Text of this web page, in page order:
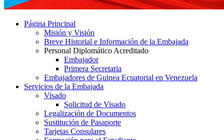
Página Principal
Misión y Visión
Breve Historial e Información de la Embajada
Personal Diplomático Acreditado
Embajador
Primera Secretaria
Embajadores de Guinea Ecuatorial en Venezuela
Servicios de la Embajada
Visado
Solicitud de Visado
Legalización de Documentos
Sustitución de Pasaporte
Tarjetas Consulares